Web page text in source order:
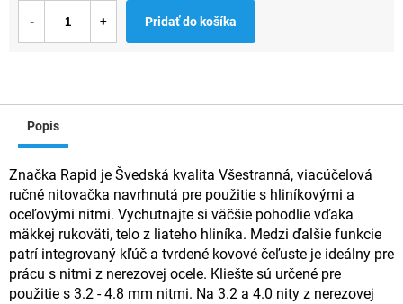
cena:
Pridať do košíka
Popis
Značka Rapid je Švedská kvalita Všestranná, viacúčelová
ručné nitovačka navrhnutá pre použitie s hliníkovými a
oceľovými nitmi. Vychutnajte si väčšie pohodlie vďaka
mäkkej rukoväti, telo z liateho hliníka. Medzi ďalšie funkcie
patrí integrovaný kľúč a tvrdené kovové čeľuste je ideálny pre
prácu s nitmi z nerezovej ocele. Kliešte sú určené pre
použitie s 3.2 - 4.8 mm nitmi. Na 3.2 a 4.0 nity z nerezovej